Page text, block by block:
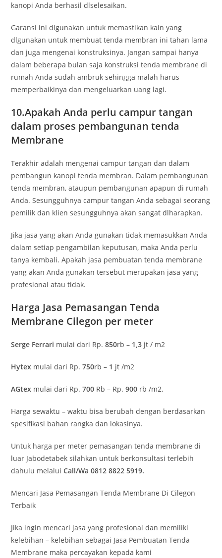
kanopi Anda berhasil dlselesaikan.
Garansi ini dlgunakan untuk memastikan kain yang
dlgunakan untuk membuat tenda membran ini tahan lama
dan juga mengenai konstruksinya. Jangan sampai hanya
dalam beberapa bulan saja konstruksi tenda membrane di
rumah Anda sudah ambruk sehingga malah harus
memperbaikinya dan mengeluarkan uang lagi.
10.Apakah Anda perlu campur tangan
dalam proses pembangunan tenda
Membrane
Terakhir adalah mengenai campur tangan dan dalam
pembangun kanopi tenda membran. Dalam pembangunan
tenda membran, ataupun pembangunan apapun di rumah
Anda. Sesungguhnya campur tangan Anda sebagai seorang
pemilik dan klien sesungguhnya akan sangat dlharapkan.
Jika jasa yang akan Anda gunakan tidak memasukkan Anda
dalam setiap pengambilan keputusan, maka Anda perlu
tanya kembali. Apakah jasa pembuatan tenda membrane
yang akan Anda gunakan tersebut merupakan jasa yang
profesional atau tidak.
Harga Jasa Pemasangan Tenda
Membrane Cilegon per meter
Serge Ferrari mulai dari Rp.850rb – 1,3 jt / m2
Hytex mulai dari Rp.750rb – 1 jt /m2
AGtex mulai dari Rp.700 Rb – Rp. 900 rb /m2.
Harga sewaktu – waktu bisa berubah dengan berdasarkan
spesifikasi bahan rangka dan lokasinya.
Untuk harga per meter pemasangan tenda membrane di
luar Jabodetabek silahkan untuk berkonsultasi terlebih
dahulu melaluiCall/Wa 0812 8822 5919.
Mencari Jasa Pemasangan Tenda Membrane Di Cilegon
Terbaik
Jika ingin mencari jasa yang profesional dan memiliki
kelebihan – kelebihan sebagai Jasa Pembuatan Tenda
Membrane maka percayakan kepada kami